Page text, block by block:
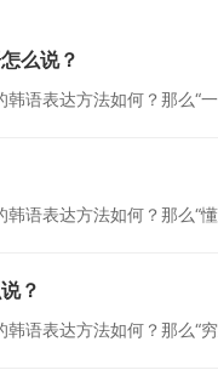
么说？
韩语表达方法如何？那么“
韩语表达方法如何？那么“
？
韩语表达方法如何？那么“